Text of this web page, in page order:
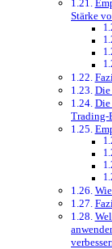
Stärke
Die
Die
Trading-